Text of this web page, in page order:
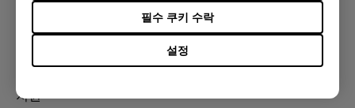
설정
필수 쿠키 수락
제품
조명
솔루션
지원